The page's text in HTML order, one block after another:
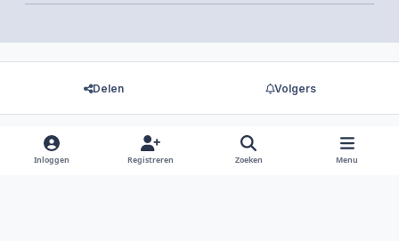
Delen Volgers
Er zijn geen reacties om weer te geven.
Inloggen Registreren Zoeken Menu